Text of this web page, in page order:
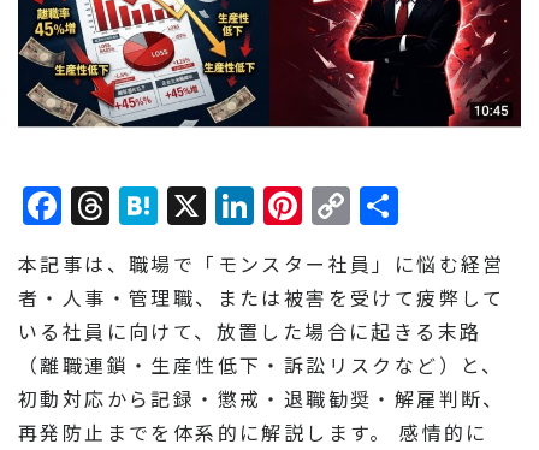
Facebook
Threads
Hatena
X LinkedIn
Pinterest
Copy
Link
有
本記事は、職場で「モンスター社員」に悩む経営
者・人事・管理職、または被害を受けて疲弊して
いる社員に向けて、放置した場合に起きる末路
（離職連鎖・生産性低下・訴訟リスクなど）と、
初動対応から記録・懲戒・退職勧奨・解雇判断、
再発防止までを体系的に解説します。 感情的に